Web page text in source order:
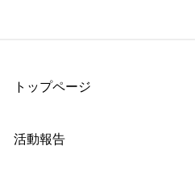
トップページ
活動報告